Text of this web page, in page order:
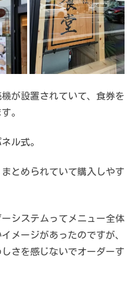
が設置されていて、食券を
。
ル式。
とめられていて購入しやす
システムってメニュー全体
メージがあったのですが、
さを感じないでオーダーす